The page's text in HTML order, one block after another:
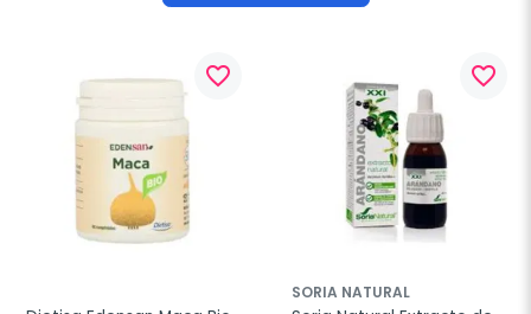
favorite_border favorite_border
SORIA NATURAL